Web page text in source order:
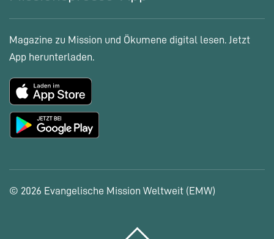
Magazine zu Mission und Ökumene digital lesen. Jetzt
App herunterladen.
© 2026 Evangelische Mission Weltweit (EMW)